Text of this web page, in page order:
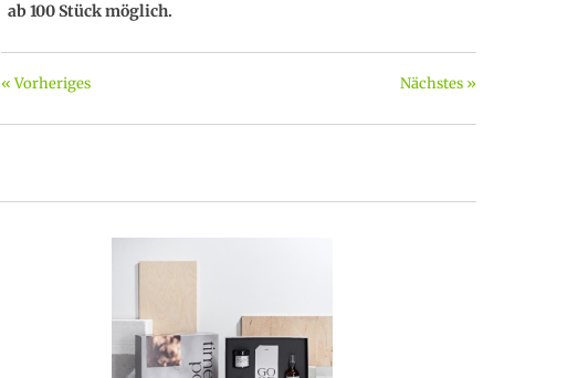
ab 100 Stück möglich.
Nächstes »
« Vorheriges